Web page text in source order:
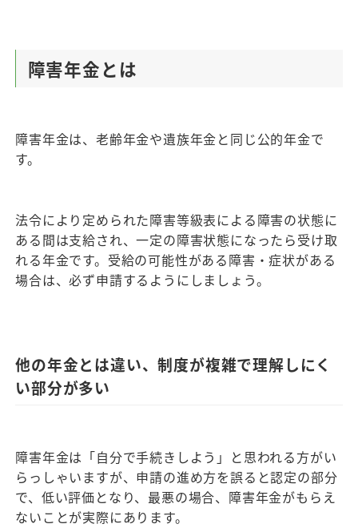
障害年金とは
障害年金は、老齢年金や遺族年金と同じ公的年金で
す。
法令により定められた障害等級表による障害の状態に
ある間は支給され、一定の障害状態になったら受け取
れる年金です。受給の可能性がある障害・症状がある
場合は、必ず申請するようにしましょう。
他の年金とは違い、制度が複雑で理解しにく
い部分が多い
障害年金は「自分で手続きしよう」と思われる方がい
らっしゃいますが、申請の進め方を誤ると認定の部分
で、低い評価となり、最悪の場合、障害年金がもらえ
ないことが実際にあります。